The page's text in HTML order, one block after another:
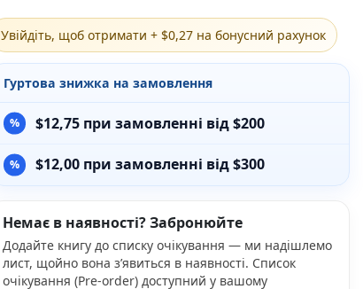
Різдвяно-зимові
На День Валентина
Книги для дорослих
Українська класика
Світова класика
Проза
Поезія та драматургія
Романи
Фантастика та фентезі
Жахи та трилери
Саморозвиток, мотивація, філософія
Бізнес Менеджмент Фінанси
Увійдіть, щоб отримати + $0,27 на бонусний рахунок
Гуртова знижка на замовлення
$12,75при замовленні від $200
$12,00при замовленні від $300
Немає в наявності? Забронюйте
Додайте книгу до списку очікування — ми надішлемо
лист, щойно вона з’явиться в наявності. Список
очікування (Pre-order) доступний у вашому